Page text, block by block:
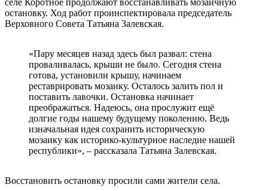
остановку. Ход работ проинспектировала председатель
Верховного Совета Татьяна Залевская.
«Пару месяцев назад здесь был развал: стена
проваливалась, крыши не было. Сегодня стена
готова, установили крышу, начинаем
реставрировать мозаику. Осталось залить пол и
поставить лавочки. Остановка начинает
преображаться. Надеюсь, она прослужит ещё
долгие годы нашему будущему поколению. Ведь
изначальная идея сохранить историческую
мозаику как историко-культурное наследие нашей
республики», – рассказала Татьяна Залевская.
Восстановить остановку просили сами жители села.